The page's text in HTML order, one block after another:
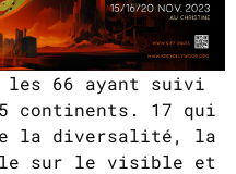
les 66 ayant suivi
continents. 17 qui
la diversalité, la
sur le visible et